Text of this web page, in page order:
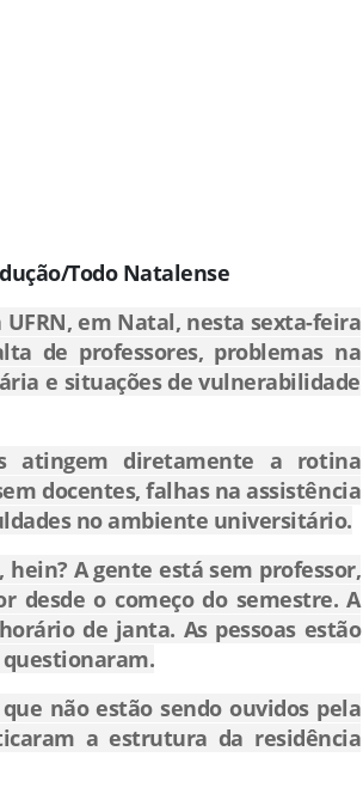
Todo Natalense
em Natal, nesta sexta-feira
de professores, problemas na
e situações de vulnerabilidade
atingem diretamente a rotina
docentes, falhas na assistência
no ambiente universitário.
A gente está sem professor,
desde o começo do semestre. A
de janta. As pessoas estão
questionaram.
não estão sendo ouvidos pela
a estrutura da residência